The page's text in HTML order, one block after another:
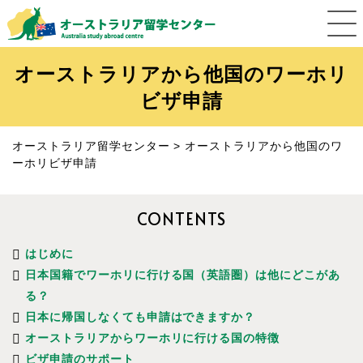
オーストラリアから他国のワーホリ
ビザ申請
オーストラリア留学センター > オーストラリアから他国のワ
ーホリビザ申請
CONTENTS
はじめに
日本国籍でワーホリに行ける国（英語圏）は他にどこがあ
る？
日本に帰国しなくても申請はできますか？
オーストラリアからワーホリに行ける国の特徴
ビザ申請のサポート